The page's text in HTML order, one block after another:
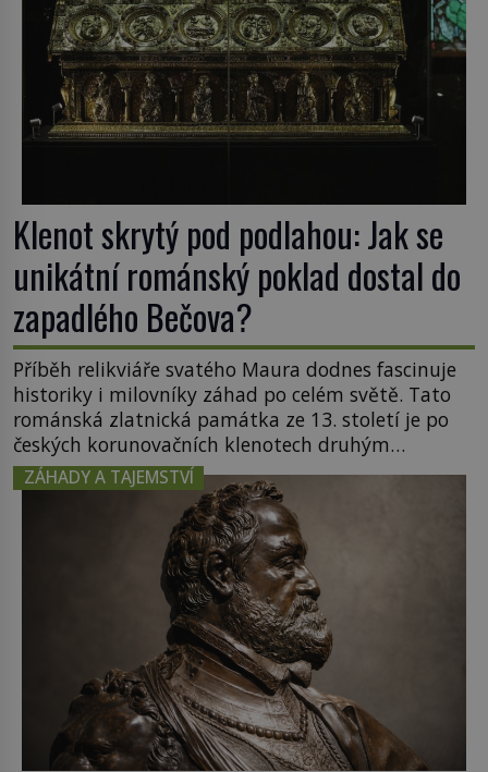
Klenot skrytý pod podlahou: Jak se
unikátní románský poklad dostal do
zapadlého Bečova?
Příběh relikviáře svatého Maura dodnes fascinuje
historiky i milovníky záhad po celém světě. Tato
románská zlatnická památka ze 13. století je po
českých korunovačních klenotech druhým
nejcennějším movitým majetkem v České
republice. Přestože byl klenot v roce 1985 po
dramatickém pátrání kriminalistů úspěšně
nalezen, jeho minulost stále obestírá hustá mlha.
Otázky, jak přesně se tato […]
ZÁHADY A TAJEMSTVÍ